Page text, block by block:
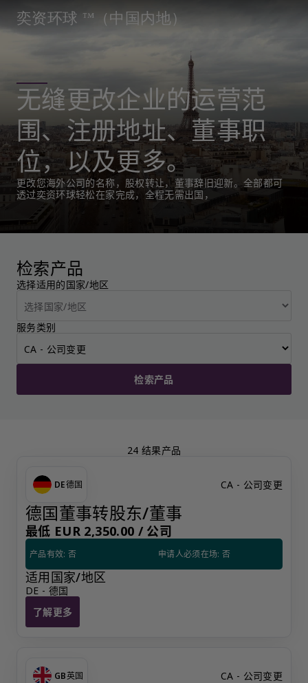
奕资环球 ™（中国内地）
无缝更改企业的运营范
围、注册地址、董事职
位，以及更多。
更改您海外公司的名称，股权转让，董事辞旧迎新。全部都可
透过奕资环球轻松在家完成，全程无需出国，
检索产品
选择适用的国家/地区
服务类别
检索产品
24 结果产品
DE德国 CA - 公司变更
德国董事转股东/董事
最低 EUR 2,350.00 /公司
产品有效: 否 申请人必须在场: 否
适用国家/地区
DE - 德国
了解更多
德国董事转股东/董事
GB英国 CA - 公司变更